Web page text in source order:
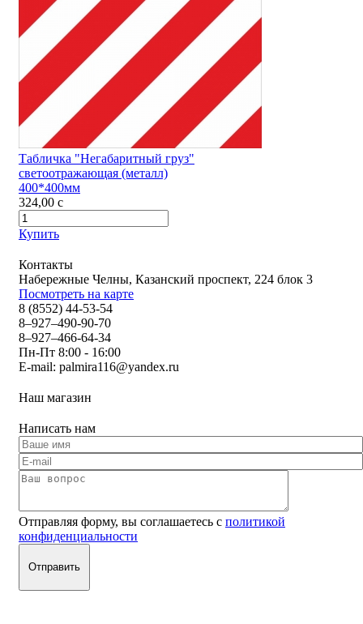
Табличка "Негабаритный груз"
светоотражающая (металл)
400*400мм
324,00 c
Купить
Контакты
Набережные Челны, Казанский проспект, 224 блок 3
Посмотреть на карте
8 (8552) 44-53-54
8–927–490-90-70
8–927–466-64-34
Пн-Пт 8:00 - 16:00
E-mail: palmira116@yandex.ru
Наш магазин
Написать нам
Отправляя форму, вы соглашаетесь с политикой
конфиденциальности